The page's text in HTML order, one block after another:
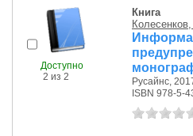
Доступно
2 из 2
Книга
Русайнс,
ISBN 978-5-